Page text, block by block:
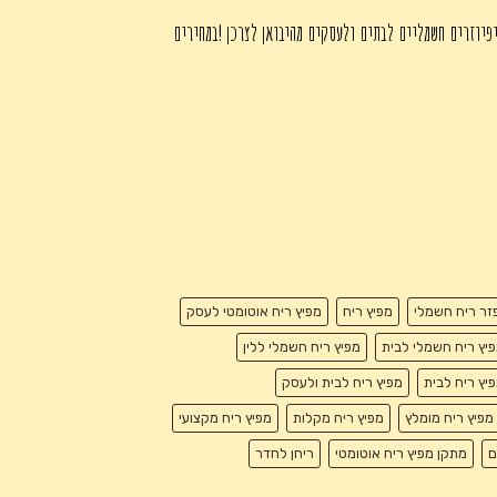
חשמליים לבתים ולעסקים מהיבואן לצרכן !במחירים
ריח חשמלי מפיץ ריח מפיץ ריח אוטומטי לעסק
ריח חשמלי לבית מפיץ ריח חשמלי ללין
ריח לבית מפיץ ריח לבית ולעסק
מפיץ ריח מומלץ מפיץ ריח מקלות מפיץ ריח מקצועי
מתקן מפיץ ריח אוטומטי ריחן לחדר